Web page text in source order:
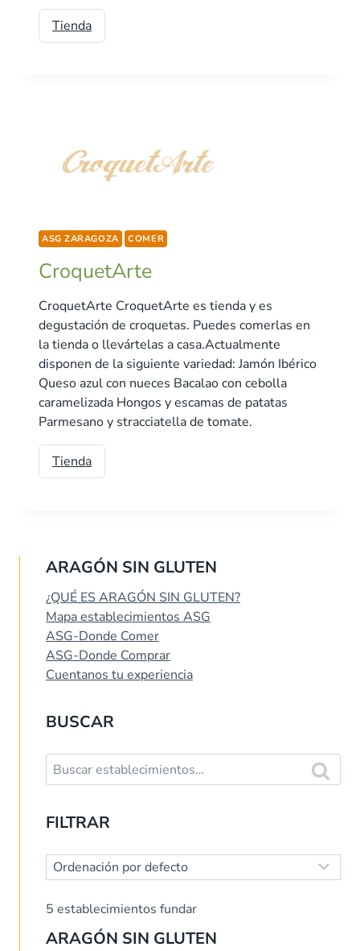
Tienda
ASG ZARAGOZA COMER
CroquetArte
CroquetArte CroquetArte es tienda y es
degustación de croquetas. Puedes comerlas en
la tienda o llevártelas a casa.Actualmente
disponen de la siguiente variedad: Jamón Ibérico
Queso azul con nueces Bacalao con cebolla
caramelizada Hongos y escamas de patatas
Parmesano y stracciatella de tomate.
Tienda
ARAGÓN SIN GLUTEN
¿QUÉ ES ARAGÓN SIN GLUTEN?
Mapa establecimientos ASG
ASG-Donde Comer
ASG-Donde Comprar
Cuentanos tu experiencia
BUSCAR
Buscar:
Buscar
FILTRAR
5 establecimientos fundar
ARAGÓN SIN GLUTEN